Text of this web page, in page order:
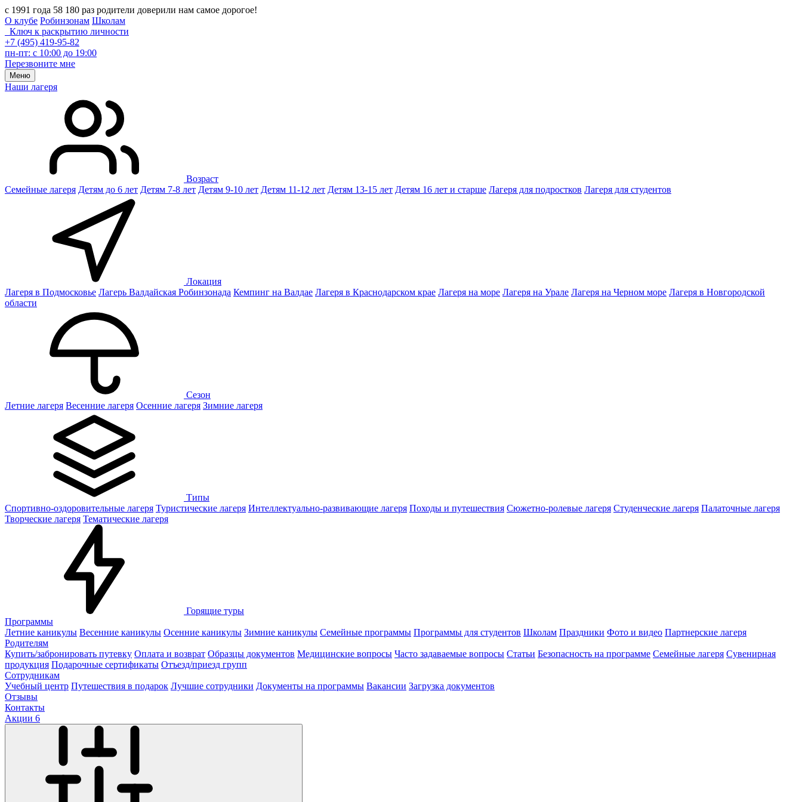
с 1991 года 58 180 раз родители доверили нам самое дорогое!
О клубе Робинзонам Школам
Ключ к раскрытию личности
+7 (495) 419-95-82
пн-пт: с 10:00 до 19:00
Перезвоните мне
Меню
Наши лагеря
Возраст
Семейные лагеря Детям до 6 лет Детям 7-8 лет Детям 9-10 лет Детям 11-12 лет Детям 13-15 лет Детям 16 лет и старше Лагеря для подростков Лагеря для студентов
Локация
Лагеря в Подмосковье Лагерь Валдайская Робинзонада Кемпинг на Валдае Лагеря в Краснодарском крае Лагеря на море Лагеря на Урале Лагеря на Черном море Лагеря в Новгородской
области
Сезон
Летние лагеря Весенние лагеря Осенние лагеря Зимние лагеря
Типы
Спортивно-оздоровительные лагеря Туристические лагеря Интеллектуально-развивающие лагеря Походы и путешествия Сюжетно-ролевые лагеря Студенческие лагеря Палаточные лагеря
Творческие лагеря Тематические лагеря
Горящие туры
Программы
Летние каникулы Весенние каникулы Осенние каникулы Зимние каникулы Семейные программы Программы для студентов Школам Праздники Фото и видео Партнерские лагеря
Родителям
Купить/забронировать путевку Оплата и возврат Образцы документов Медицинские вопросы Часто задаваемые вопросы Статьи Безопасность на программе Семейные лагеря Сувенирная
продукция Подарочные сертификаты Отъезд/приезд групп
Сотрудникам
Учебный центр Путешествия в подарок Лучшие сотрудники Документы на программы Вакансии Загрузка документов
Отзывы
Контакты
Акции 6